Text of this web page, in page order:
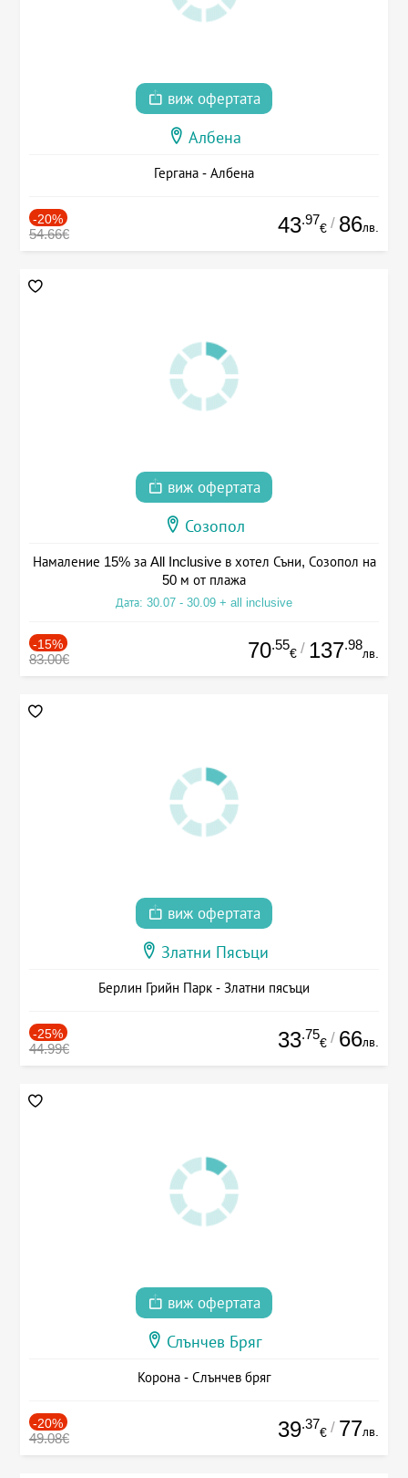
виж офертата
Албена
Гергана - Албена
-20%
54.66€ 43.97
€ / 86лв.
виж офертата
Созопол
Намаление 15% за All Inclusive в хотел Съни, Созопол на
50 м от плажа
Дата: 30.07 - 30.09 + all inclusive
-15%
83.00€ 70.55
€ / 137.98
лв.
виж офертата
Златни Пясъци
Берлин Грийн Парк - Златни пясъци
-25%
44.99€ 33.75
€ / 66лв.
виж офертата
Слънчев Бряг
Корона - Слънчев бряг
-20%
49.08€ 39.37
€ / 77лв.